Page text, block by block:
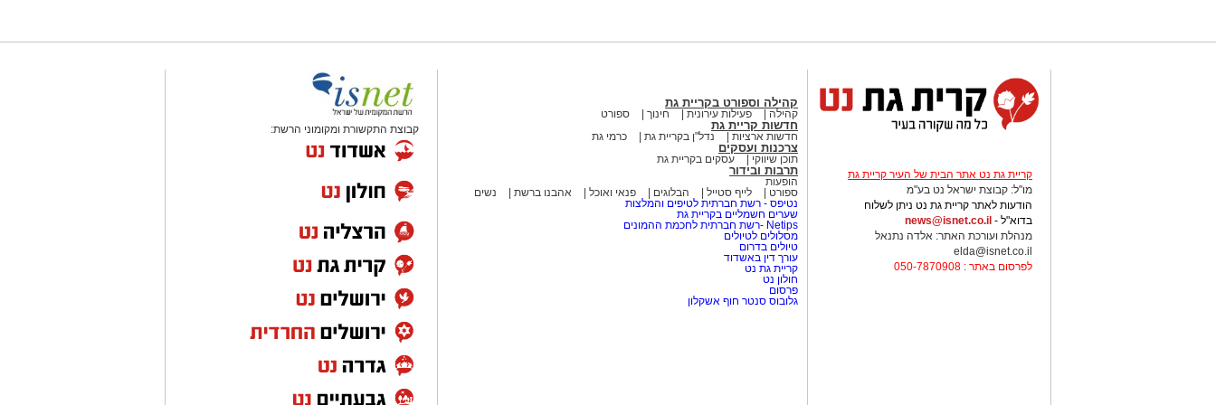
לפרטים המלאים ולהגשת מועמדות ניתן להיכנס לעמוד הדרושים של
החברה העירונית:
להגשת מועמדות לחצו כאן
יש לכם מידע חשוב שטרם נחשף? צילומים מאירוע חדשותי? מצאתם טעות
קריית גת נט אתר הבית של העיר קריית גת
מו"ל: קבוצת ישראל נט בע"מ
הודעות לאתר קריית גת נט ניתן לשלוח
בדוא"ל - news@isnet.co.il
מנהלת ועורכת האתר: אלדה נתנאל
elda@isnet.co.il
לפרסום באתר : 050-7870908
קהילה וספורט בקריית גת
קהילה פעילות עירונית חינוך ספורט
חדשות קריית גת
חדשות ארציות נדל"ן בקריית גת כרמי גת
צרכנות ועסקים
תוכן שיווקי עסקים בקריית גת
תרבות ובידור
הופעות
ספורט
לייף סטייל הבלוגים פנאי ואוכל אהבנו ברשת
נשים
נטיפס - רשת חברתית לטיפים והמלצות
שערים חשמליים בקריית גת
Netips -רשת חברתית לחכמת ההמונים
מסלולים לטיולים
טיולים בדרום
עורך דין באשדוד
קריית גת נט
חולון נט
פרסום
גלובוס סנטר חוף אשקלון
קבוצת התקשורת ומקומוני הרשת: